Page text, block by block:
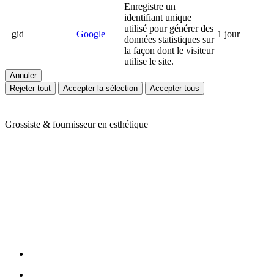
_gid Google
Enregistre un
identifiant unique
utilisé pour générer des
données statistiques sur
la façon dont le visiteur
utilise le site.
1 jour
Annuler
Rejeter tout
Accepter la sélection Accepter tous
Grossiste & fournisseur en esthétique